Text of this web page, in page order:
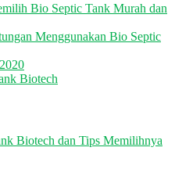
Bio Septic Tank Murah dan
Menggunakan Bio Septic
Biotech
Biotech dan Tips Memilihnya